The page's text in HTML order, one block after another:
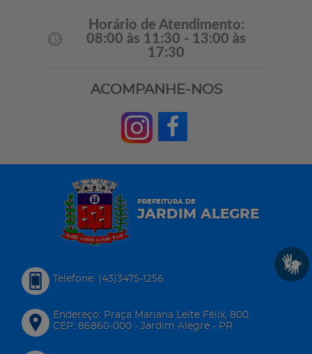
Horário de Atendimento:
08:00 às 11:30 - 13:00 às
17:30
ACOMPANHE-NOS
PREFEITURA DE
JARDIM ALEGRE
Telefone: (43)3475-1256
Endereço: Praça Mariana Leite Félix, 800
CEP: 86860-000 - Jardim Alegre - PR